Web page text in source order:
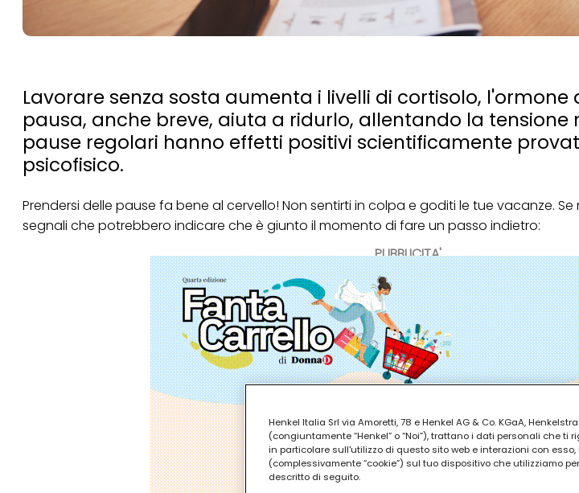
Lavorare senza sosta aumenta i livelli di cortisolo, l'ormone
pausa, anche breve, aiuta a ridurlo, allentando la tensione
pause regolari hanno effetti positivi scientificamente
psicofisico.
PUBBLICITA'
Prendersi delle pause fa bene al cervello! Non sentirti in colpa e goditi le tue vacanze.
segnali che potrebbero indicare che è giunto il momento di fare un passo indietro:
Henkel Italia Srl via Amoretti, 78 e Henkel AG & Co. KGaA,
(congiuntamente “Henkel” o “Noi”), trattano i dati personali che
in particolare sull'utilizzo di questo sito web e interazioni con
(complessivamente “cookie”) sul tuo dispositivo che utilizziamo
descritto di seguito.